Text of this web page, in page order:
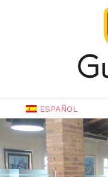
ESPAÑOL